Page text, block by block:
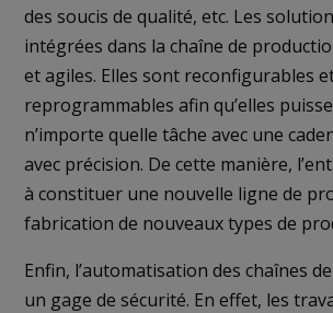
des soucis de qualité, etc. Les
intégrées dans la chaîne de
et agiles. Elles sont reconfigurables
reprogrammables afin qu’elles
n’importe quelle tâche avec une
avec précision. De cette manière,
à constituer une nouvelle ligne de
fabrication de nouveaux types de
Enfin, l’automatisation des chaînes
un gage de sécurité. En effet, les